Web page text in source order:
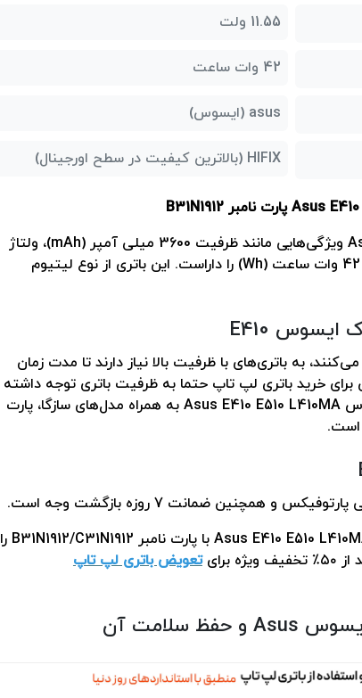
11.55 ولت
42 وات ساعت
asus (ایسوس)
HIFIX (بالاترین کیفیت در سطح اورجینال)
Asus E410پارت نامبرB31N1912
ویژگی‌هایی مانند ظرفیت 3600 میلی آمپر ( mAh)، ولتاژ
Wh) را داراست. این باتری از نوع لیتیوم
ایسوس E410
به باتری‌های با ظرفیت بالا نیاز دارند تا مدت زمان
خرید باتری لپ تاپ حتما به ظرفیت باتری توجه داشته
Asus E410 E510 L410MA به همراه مدل‌های سازگا، پارت
است.
Asus E410 E510 با پارت نامبر B31N1912/C31N1912 را
تعویض باتری لپ تاپ
ایسوس Asus و حفظ سلامت آن